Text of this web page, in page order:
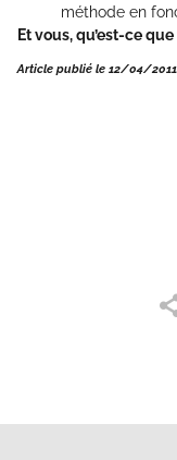
méthode en
Et vous, qu’est-ce
Article publié le 12/04/